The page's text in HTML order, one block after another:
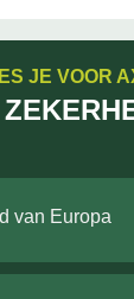
JE VOOR
van Europa